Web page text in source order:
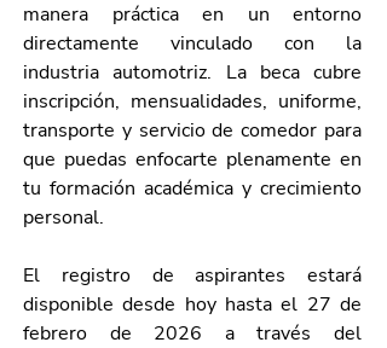
manera práctica en un entorno
directamente vinculado con la
industria automotriz. La beca cubre
inscripción, mensualidades, uniforme,
transporte y servicio de comedor para
que puedas enfocarte plenamente en
tu formación académica y crecimiento
personal.
El registro de aspirantes estará
disponible desde hoy hasta el 27 de
febrero de 2026 a través del